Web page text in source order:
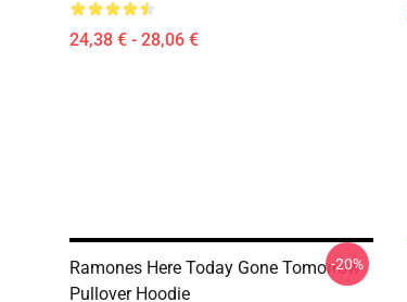
24,38 € - 28,06 €
Ramones Here Today Gone Tomorrow
Pullover Hoodie
-20%